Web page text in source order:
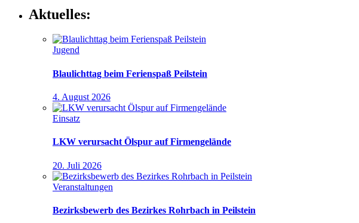
Aktuelles:
Jugend
Blaulichttag beim Ferienspaß Peilstein
4. August 2026
Einsatz
LKW verursacht Ölspur auf Firmengelände
20. Juli 2026
Veranstaltungen
Bezirksbewerb des Bezirkes Rohrbach in Peilstein